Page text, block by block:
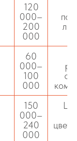
120
000–
200
000
60
000–
100
000
150
000–
240
000